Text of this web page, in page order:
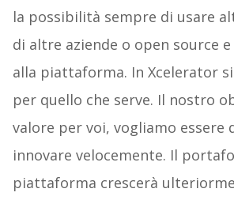
la possibilità sempre di usare
di altre aziende o open source
alla piattaforma. In Xcelerator
per quello che serve. Il nostro
valore per voi, vogliamo essere
innovare velocemente. Il
piattaforma crescerà